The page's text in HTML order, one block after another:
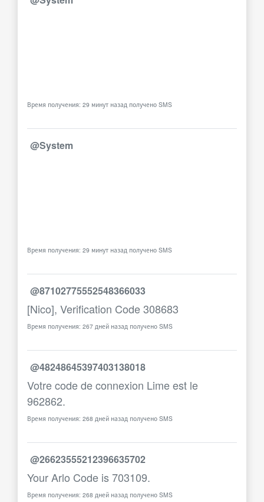
Время получения: 29 минут назад получено SMS
@System
Время получения: 29 минут назад получено SMS
@87102775552548366033
[Nico], Verification Code 308683
Время получения: 267 дней назад получено SMS
@48248645397403138018
Votre code de connexion Lime est le
962862.
Время получения: 268 дней назад получено SMS
@26623555212396635702
Your Arlo Code is 703109.
Время получения: 268 дней назад получено SMS